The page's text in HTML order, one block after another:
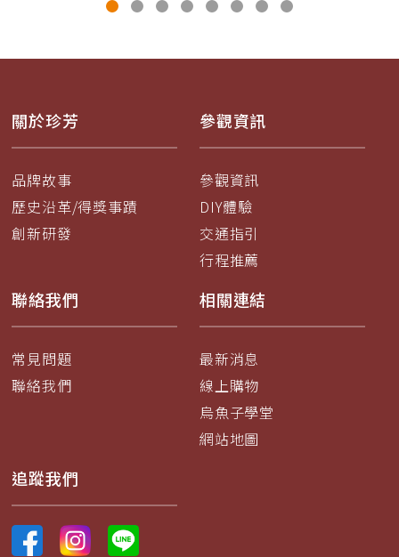
關於珍芳
品牌故事
歷史沿革/得獎事蹟
創新研發
參觀資訊
參觀資訊
DIY體驗
交通指引
行程推薦
聯絡我們
常見問題
聯絡我們
相關連結
最新消息
線上購物
烏魚子學堂
網站地圖
追蹤我們